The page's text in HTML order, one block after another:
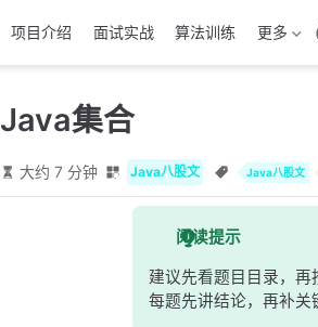
项目介绍 面试实战 算法训练 更多
Java集合
大约 7 分钟 Java八股文 Java八股文
阅读提示
建议先看题目目录，再
每题先讲结论，再补关